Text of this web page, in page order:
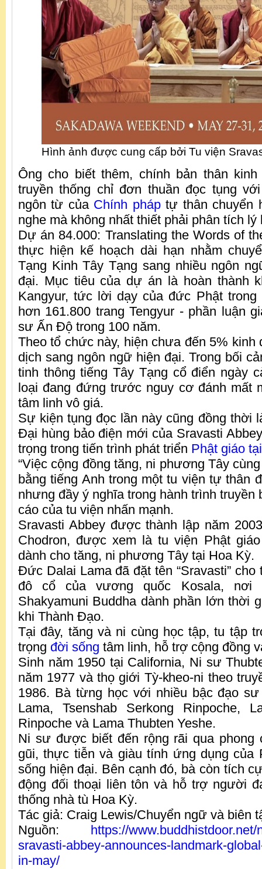
Hình ảnh được cung cấp bởi Tu viện
Ông cho biết thêm, chính bản thân
truyền thống chỉ đơn thuần đọc tụng
ngôn từ của Chính pháptự thân chuyển
nghe mà không nhất thiết phải phân tích lý
Dự án 84.000: Translating the Words of
thực hiện kế hoạch dài hạn nhằm
Tạng Kinh Tây Tạng sang nhiều ngôn
đại. Mục tiêu của dự án là hoàn thành
Kangyur, tức lời dạy của đức Phật trong
hơn 161.800 trang Tengyur - phần luận
sư Ấn Độ trong 100 năm.
Theo tổ chức này, hiện chưa đến 5% kinh
dịch sang ngôn ngữ hiện đại. Trong bối
tinh thông tiếng Tây Tạng cổ điển ngày
loại đang đứng trước nguy cơ đánh mất
tâm linh vô giá.
Sự kiện tụng đọc lần này cũng đồng thời
Đại hùng bảo điện mới của Sravasti
trọng trong tiến trình phát triển Phật giáo
“Việc cộng đồng tăng, ni phương Tây
bằng tiếng Anh trong một tu viện tự thân
nhưng đầy ý nghĩa trong hành trình truyền
cáo của tu viện nhấn mạnh.
Sravasti Abbey được thành lập năm
Chodron, được xem là tu viện Phật
dành cho tăng, ni phương Tây tại Hoa Kỳ.
Đức Dalai Lama đã đặt tên “Sravasti” cho
đô cổ của vương quốc Kosala,
Shakyamuni Buddha dành phần lớn thời
khi Thành Đạo.
Tại đây, tăng và ni cùng học tập, tu tập
trọng đời sống tâm linh, hỗ trợ cộng đồng
Sinh năm 1950 tại California, Ni sư
năm 1977 và thọ giới Tỳ-kheo-ni theo
1986. Bà từng học với nhiều bậc đạo
Lama, Tsenshab Serkong Rinpoche,
Rinpoche và Lama Thubten Yeshe.
Ni sư được biết đến rộng rãi qua phong
gũi, thực tiễn và giàu tính ứng dụng của
sống hiện đại. Bên cạnh đó, bà còn tích
động đối thoại liên tôn và hỗ trợ người
thống nhà tù Hoa Kỳ.
Tác giả: Craig Lewis/Chuyển ngữ và biên
Nguồn:
https://
sravasti-abbey-announces-landmark-
in-may/